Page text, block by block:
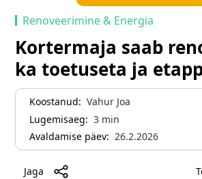
Renoveerimine & Energia
Kortermaja saab
ka toetuseta ja
Koostanud: Vahur Joa
Lugemisaeg: 3 min
Avaldamise päev: 26.2.2026
Jaga